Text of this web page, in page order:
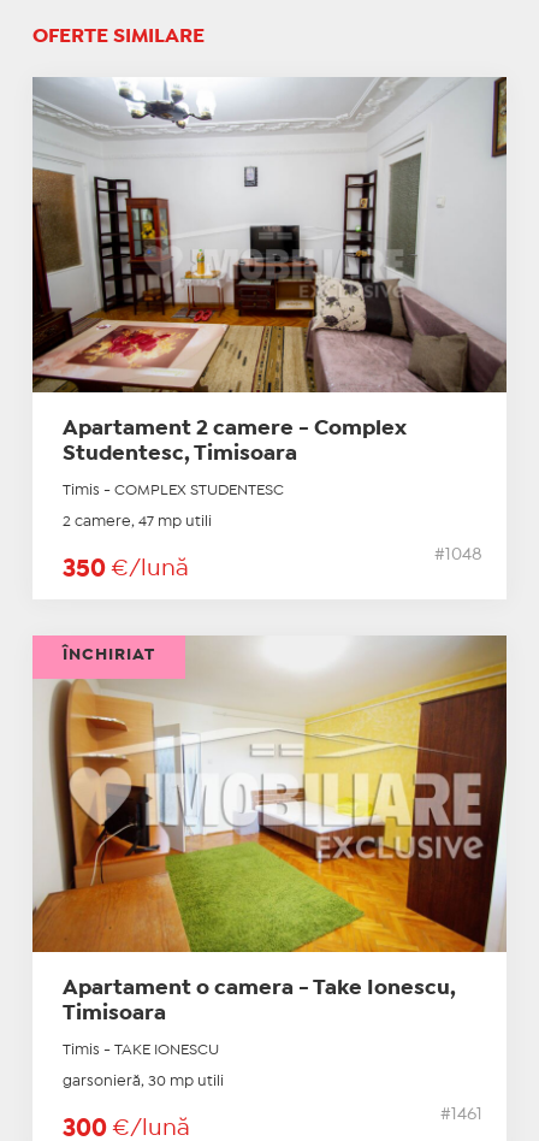
OFERTE SIMILARE
Apartament 2 camere - Complex
Studentesc, Timisoara
Timis - COMPLEX STUDENTESC
2 camere, 47 mp utili
350 €/lună
#1048
Apartament o camera - Take Ionescu,
Timisoara
Timis - TAKE IONESCU
garsonieră, 30 mp utili
300 €/lună
#1461
ÎNCHIRIAT